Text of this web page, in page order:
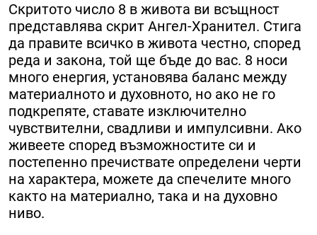
Скритото число 8 в живота ви всъщност
представлява скрит Ангел-Хранител. Стига
да правите всичко в живота честно, според
реда и закона, той ще бъде до вас. 8 носи
много енергия, установява баланс между
материалното и духовното, но ако не го
подкрепяте, ставате изключително
чувствителни, свадливи и импулсивни. Ако
живеете според възможностите си и
постепенно пречиствате определени черти
на характера, можете да спечелите много
както на материално, така и на духовно
ниво.